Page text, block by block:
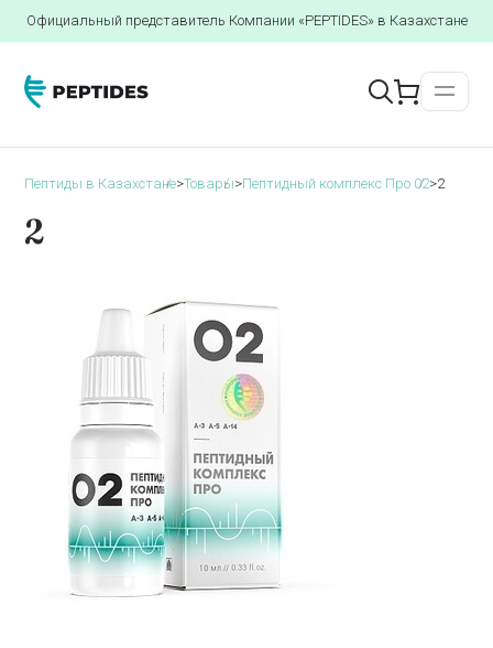
Официальный представитель Компании «PEPTIDES» в Казахстане
Пептиды в Казахстане>Товары>Пептидный комплекс Про 02>2
2